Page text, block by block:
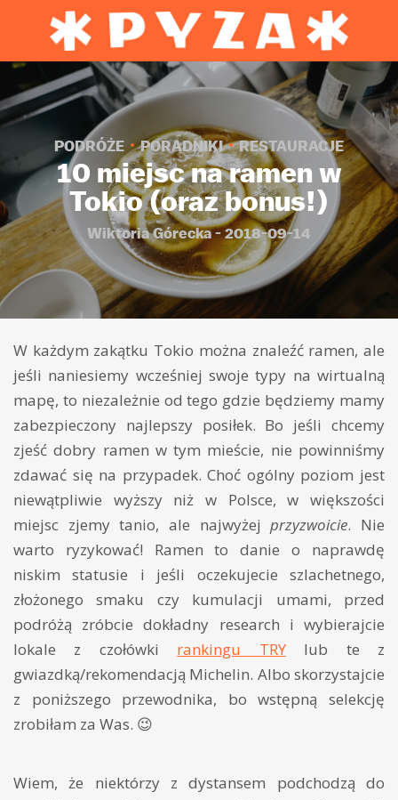
PODRÓŻE PORADNIKI RESTAURACJE
10 miejsc na ramen w
Tokio (oraz bonus!)
Wiktoria Górecka - 2018-09-14
W każdym zakątku Tokio można znaleźć ramen, ale
jeśli naniesiemy wcześniej swoje typy na wirtualną
mapę, to niezależnie od tego gdzie będziemy mamy
zabezpieczony najlepszy posiłek. Bo jeśli chcemy
zjeść dobry ramen w tym mieście, nie powinniśmy
zdawać się na przypadek. Choć ogólny poziom jest
niewątpliwie wyższy niż w Polsce, w większości
miejsc zjemy tanio, ale najwyżejprzyzwoicie. Nie
warto ryzykować! Ramen to danie o naprawdę
niskim statusie i jeśli oczekujecie szlachetnego,
złożonego smaku czy kumulacji umami, przed
podróżą zróbcie dokładny research i wybierajcie
lokale z czołówki rankingu TRYlub te z
gwiazdką/rekomendacją Michelin. Albo skorzystajcie
z poniższego przewodnika, bo wstępną selekcję
zrobiłam za Was. 😉
Wiem, że niektórzy z dystansem podchodzą do